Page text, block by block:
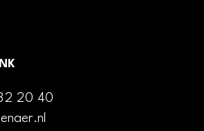
20 40